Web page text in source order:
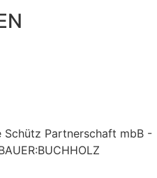
Schütz Partnerschaft mbB -